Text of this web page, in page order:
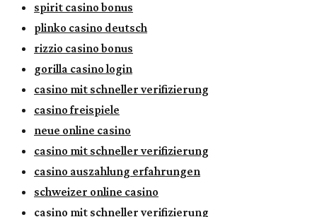
spirit casino bonus
plinko casino deutsch
rizzio casino bonus
gorilla casino login
casino mit schneller verifizierung
casino freispiele
neue online casino
casino mit schneller verifizierung
casino auszahlung erfahrungen
schweizer online casino
casino mit schneller verifizierung